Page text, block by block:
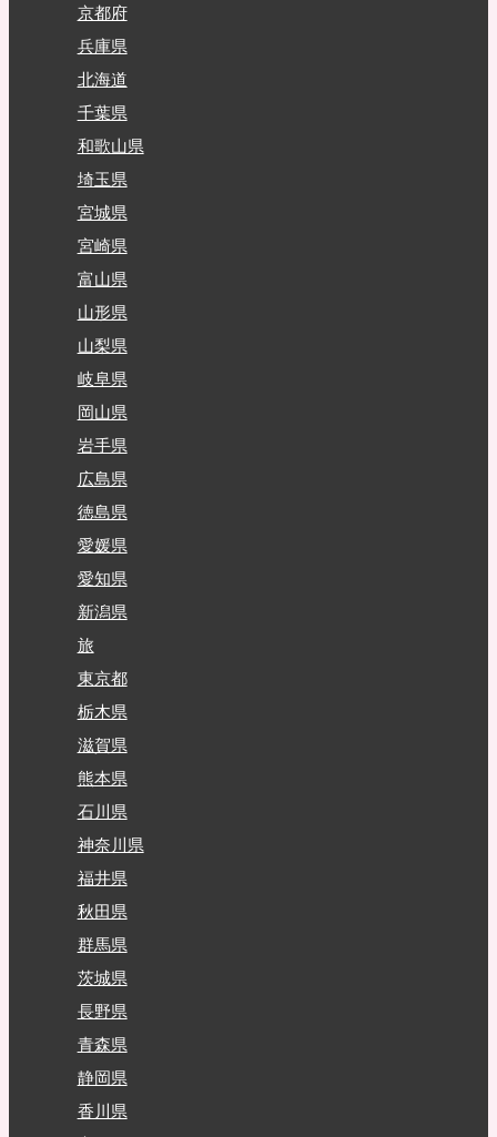
京都府
兵庫県
北海道
千葉県
和歌山県
埼玉県
宮城県
宮崎県
富山県
山形県
山梨県
岐阜県
岡山県
岩手県
広島県
徳島県
愛媛県
愛知県
新潟県
旅
東京都
栃木県
滋賀県
熊本県
石川県
神奈川県
福井県
秋田県
群馬県
茨城県
長野県
青森県
静岡県
香川県